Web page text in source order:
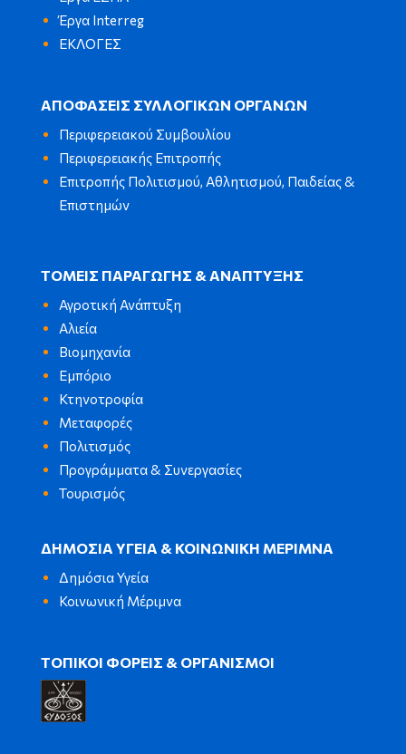
Έργα Interreg
ΕΚΛΟΓΕΣ
ΑΠΟΦΑΣΕΙΣ ΣΥΛΛΟΓΙΚΩΝ ΟΡΓΑΝΩΝ
Περιφερειακού Συμβουλίου
Περιφερειακής Επιτροπής
Επιτροπής Πολιτισμού, Αθλητισμού, Παιδείας &
Επιστημών
ΤΟΜΕΙΣ ΠΑΡΑΓΩΓΗΣ & ΑΝΑΠΤΥΞΗΣ
Αγροτική Ανάπτυξη
Αλιεία
Βιομηχανία
Εμπόριο
Κτηνοτροφία
Μεταφορές
Πολιτισμός
Προγράμματα & Συνεργασίες
Τουρισμός
ΔΗΜΟΣΙΑ ΥΓΕΙΑ & ΚΟΙΝΩΝΙΚΗ ΜΕΡΙΜΝΑ
Δημόσια Υγεία
Κοινωνική Μέριμνα
ΤΟΠΙΚΟΙ ΦΟΡΕΙΣ & ΟΡΓΑΝΙΣΜΟΙ